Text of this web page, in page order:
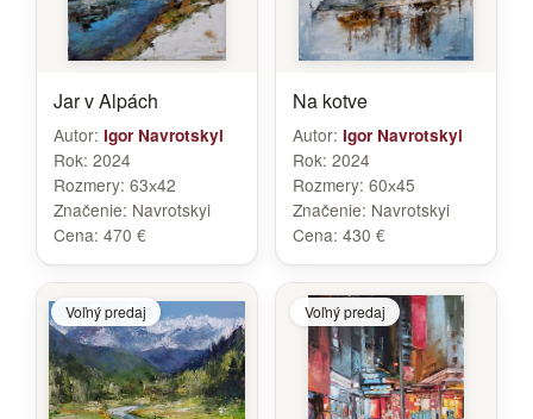
Jar v Alpách
Autor: Igor Navrotskyi
Rok: 2024
Rozmery: 63х42
Značenie: Navrotskyi
Cena: 470 €
Na kotve
Autor: Igor Navrotskyi
Rok: 2024
Rozmery: 60х45
Značenie: Navrotskyi
Cena: 430 €
Voľný predaj Voľný predaj